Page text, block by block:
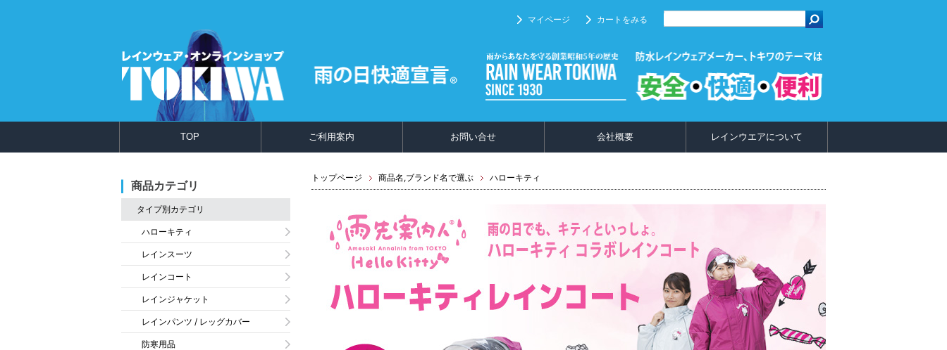
マイページ カートをみる
TOP ご利用案内 お問い合せ 会社概要 レインウエアについて
トップページ 商品名,ブランド名で選ぶ ハローキティ
商品カテゴリ
タイプ別カテゴリ
ハローキティ
レインスーツ
レインコート
レインジャケット
レインパンツ / レッグカバー
防寒用品